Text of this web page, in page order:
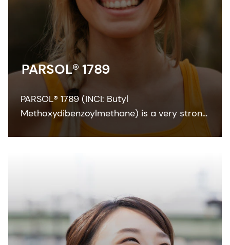
PARSOL® 1789
PARSOL® 1789 (INCI: Butyl
Methoxydibenzoylmethane) is a very strong
and efficient UVA absorber for sunscreen